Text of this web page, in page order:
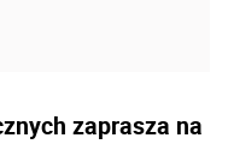
zaprasza na